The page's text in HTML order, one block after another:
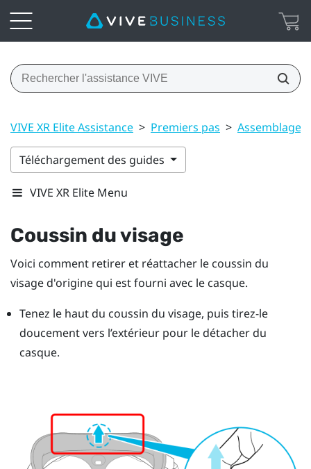
VIVE XR Elite Assistance > Premiers pas > Assemblage
Téléchargement des guides
VIVE XR Elite Menu
Coussin du visage
Voici comment retirer et réattacher le coussin du
visage d'origine qui est fourni avec le casque.
Tenez le haut du coussin du visage, puis tirez-le
doucement vers l’extérieur pour le détacher du
casque.